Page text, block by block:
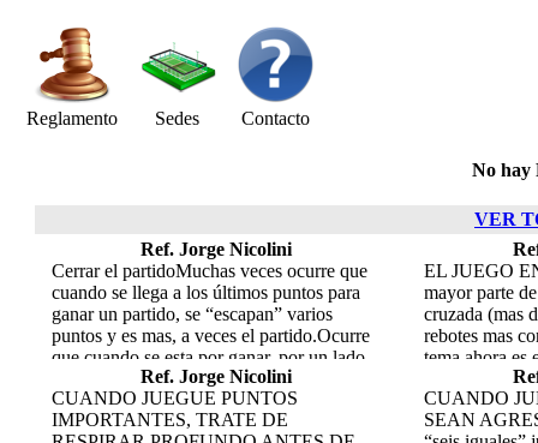
Reglamento Sedes Contacto
No hay
VER
Ref. Jorge Nicolini
Cerrar el partidoMuchas veces ocurre que
cuando se llega a los últimos puntos para
ganar un partido, se “escapan” varios
puntos y es mas, a veces el partido.Ocurre
que cuando se esta por ganar, por un lado
en el juego se tiende a ser mas conservador,
pero por otro lado, aparece la ansiedad de
tratar de terminar lo antes posible y lo mas
EL JUEGO
mayor parte
cruzada (mas
rebotes mas
tema ahora es
tenemos en
contrario que
diagnosticar
Ref. Jorge Nicolini
CUANDO JUEGUE PUNTOS
IMPORTANTES, TRATE DE
CUANDO
SEAN